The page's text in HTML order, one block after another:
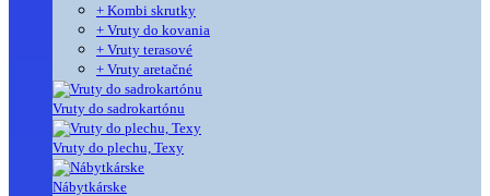
+ Kombi skrutky
+ Vruty do kovania
+ Vruty terasové
+ Vruty aretačné
Vruty do sadrokartónu
Vruty do plechu, Texy
Nábytkárske